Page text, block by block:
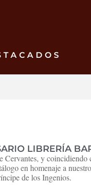
LIBRERÍA
y coincidiendo
en homenaje a
de los Ingenios.